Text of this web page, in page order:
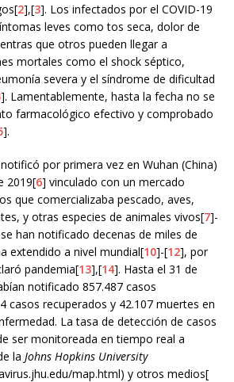
2],[3]. Los infectados por el COVID-19
leves como tos seca, dolor de
que otros pueden llegar a
mortales como el shock séptico,
severa y el síndrome de dificultad
]. Lamentablemente, hasta la fecha no se
farmacológico efectivo y comprobado
].
por primera vez en Wuhan (China)
2019[6] vinculado con un mercado
que comercializaba pescado, aves,
y otras especies de animales vivos[7]-
han notificado decenas de miles de
extendido a nivel mundial[10]-[12], por
pandemia[13],[14]. Hasta el 31 de
notificado 857.487 casos
casos recuperados y 42.107 muertes en
La tasa de detección de casos
ser monitoreada en tiempo real a
la Johns Hopkins University
map.html) y otros medios[